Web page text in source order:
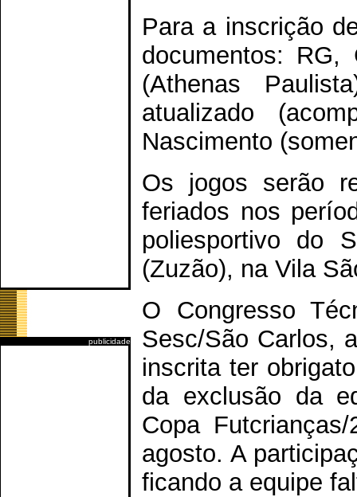
publicidade
Para a inscrição
documentos:
(Athenas
atualizado
Nascimento
Os jogos serão
feriados nos
poliesportivo do
(Zuzão), na Vila
O Congresso
Sesc/São Carlos,
inscrita ter
da exclusão da
Copa
agosto. A
ficando a equipe